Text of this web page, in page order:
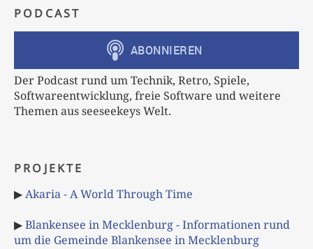
PODCAST
Der Podcast rund um Technik, Retro, Spiele,
Softwareentwicklung, freie Software und weitere
Themen aus seeseekeys Welt.
PROJEKTE
▶Akaria - A World Through Time
▶Blankensee in Mecklenburg - Informationen rund
um die Gemeinde Blankensee in Mecklenburg